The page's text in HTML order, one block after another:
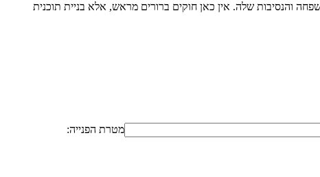
והנסיבות שלה. אין כאן חוקים ברורים מראש, אלא בניית תוכנית
מטרת הפנייה: